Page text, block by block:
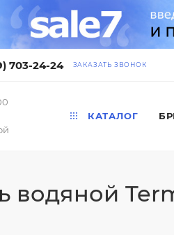
703-24-24 ЗАКАЗАТЬ ЗВОНОК
КАТАЛОГ
водяной